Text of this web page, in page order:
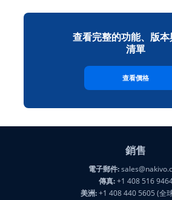
查看完整的功能、版
清單
查看價格
銷售
電子郵件:
傳真:+1 408 516
美洲:+1 408 440 5605 (全